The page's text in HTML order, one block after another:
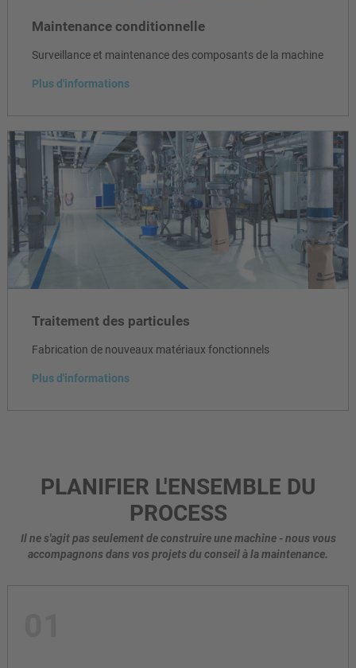
Maintenance conditionnelle
Surveillance et maintenance des composants de la machine
Plus d'informations
Traitement des particules
Fabrication de nouveaux matériaux fonctionnels
Plus d'informations
PLANIFIER L'ENSEMBLE DU
PROCESS
Il ne s'agit pas seulement de construire une machine - nous vous
accompagnons dans vos projets du conseil à la maintenance.